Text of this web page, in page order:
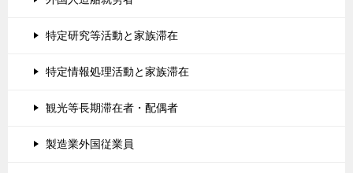
特定研究等活動と家族滞在
特定情報処理活動と家族滞在
観光等長期滞在者・配偶者
製造業外国従業員